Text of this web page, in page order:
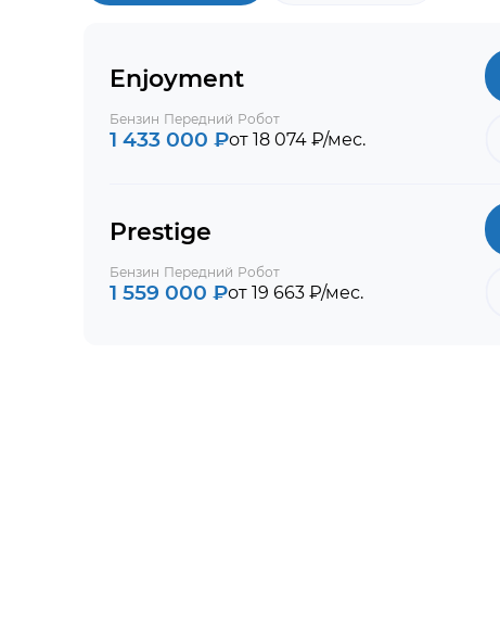
Enjoyment
Бензин Передний Робот
1 433 000 ₽от 18 074 ₽/мес.
Prestige
Бензин Передний Робот
1 559 000 ₽от 19 663 ₽/мес.